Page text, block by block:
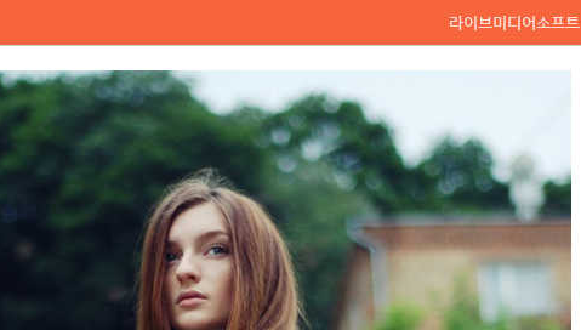
라이브미디어소프트